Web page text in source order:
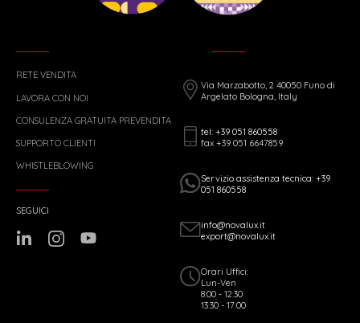
RETE VENDITA
LAVORA CON NOI
CONSULENZA GRATUITA PREVENDITA
SUPPORTO CLIENTI
WHISTLEBLOWING
Via Marzabotto, 2 40050 Funo di
Argelato Bologna, Italy
tel: +39 051 860558
fax +39 051 6647859
Servizio assistenza tecnica: +39
051 860558
info@novalux.it
export@novalux.it
Orari Uffici:
Lun-Ven
8:00 - 12:30
13:30 - 17:00
SEGUICI